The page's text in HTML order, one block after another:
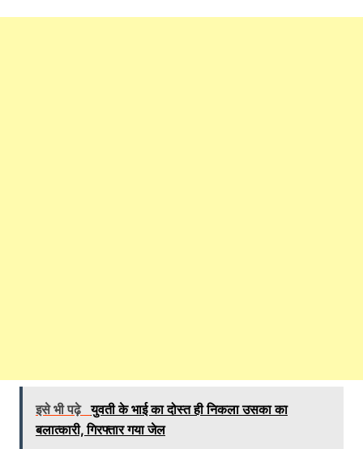
इसे भी पढ़े युवती के भाई का दोस्त ही निकला उसका का
बलात्कारी, गिरफ्तार गया जेल